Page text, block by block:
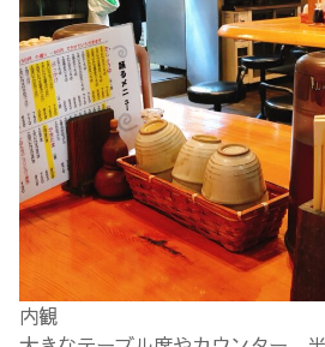
内観